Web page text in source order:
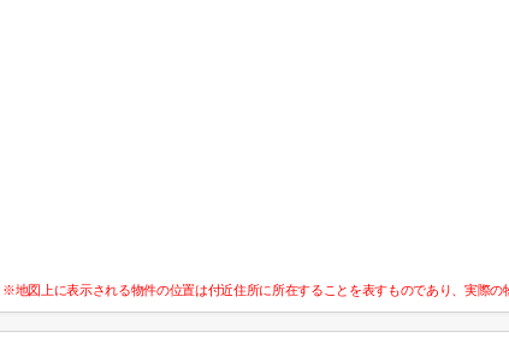
※地図上に表示される物件の位置は付近住所に所在することを表すものであり、実際の